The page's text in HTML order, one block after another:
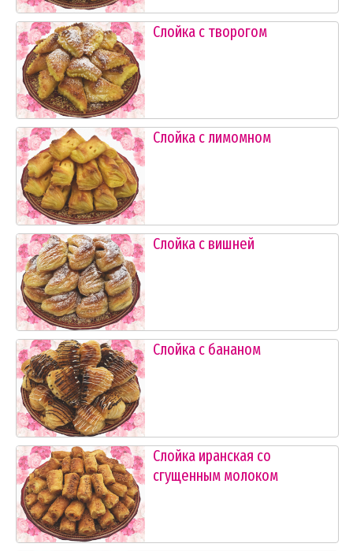
Слойка с творогом
Слойка с лимомном
Слойка с вишней
Слойка с бананом
Слойка иранская со
сгущенным молоком